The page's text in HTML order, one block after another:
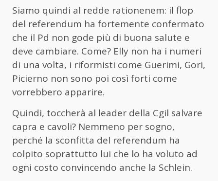
Siamo quindi al redde rationenem: il flop
del referendum ha fortemente confermato
che il Pd non gode più di buona salute e
deve cambiare. Come? Elly non ha i numeri
di una volta, i riformisti come Guerimi, Gori,
Picierno non sono poi così forti come
vorrebbero apparire.
Quindi, toccherà al leader della Cgil salvare
capra e cavoli? Nemmeno per sogno,
perché la sconfitta del referendum ha
colpito soprattutto lui che lo ha voluto ad
ogni costo convincendo anche la Schlein.